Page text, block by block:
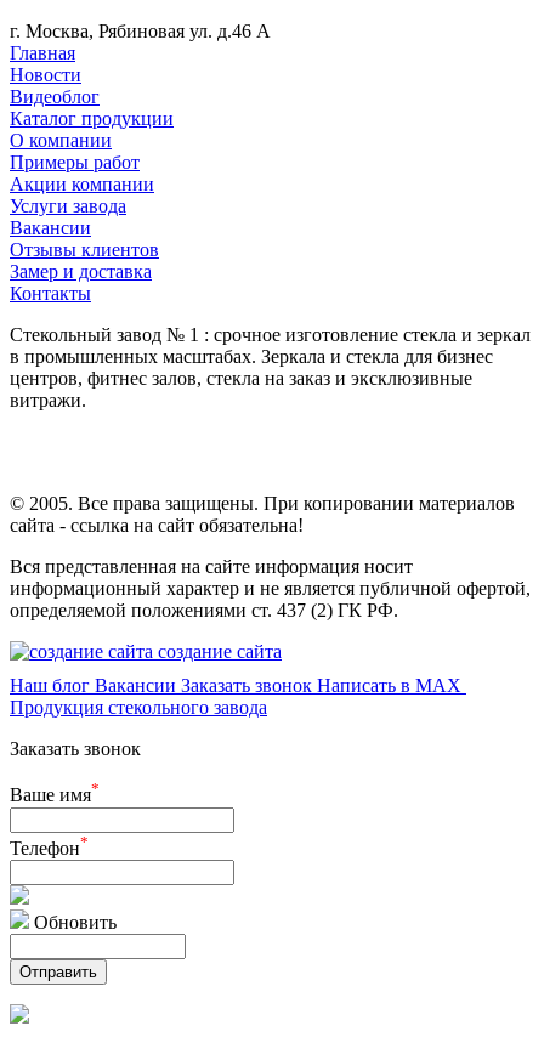
г. Москва, Рябиновая ул. д.46 А
Главная
Новости
Видеоблог
Каталог продукции
О компании
Примеры работ
Акции компании
Услуги завода
Вакансии
Отзывы клиентов
Замер и доставка
Контакты
Стекольный завод № 1 : срочное изготовление стекла и зеркал
в промышленных масштабах. Зеркала и стекла для бизнес
центров, фитнес залов, стекла на заказ и эксклюзивные
витражи.
© 2005. Все права защищены. При копировании материалов
сайта - ссылка на сайт обязательна!
Вся представленная на сайте информация носит
информационный характер и не является публичной офертой,
определяемой положениями ст. 437 (2) ГК РФ.
создание сайта
Наш блог Вакансии Заказать звонок Написать в MAX
Продукция стекольного завода
Заказать звонок
Ваше имя*
Телефон*
Обновить